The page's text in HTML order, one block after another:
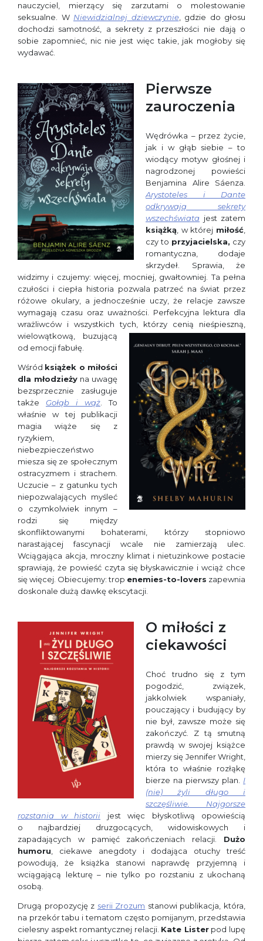
nauczyciel, mierzący się zarzutami o molestowanie
seksualne. W Niewidzialnej dziewczynie, gdzie do głosu
dochodzi samotność, a sekrety z przeszłości nie dają o
sobie zapomnieć, nic nie jest więc takie, jak mogłoby się
wydawać.
Pierwsze
zauroczenia
Wędrówka – przez życie,
jak i w głąb siebie – to
wiodący motyw głośnej i
nagrodzonej powieści
Benjamina Alire Sáenza.
Arystoteles i Dante
odkrywają sekrety
wszechświata jest zatem
książką , w której miłość
czy to przyjacielska, czy
romantyczna, dodaje
skrzydeł. Sprawia, że
widzimy i czujemy: więcej, mocniej, gwałtowniej. Ta pełna
czułości i ciepła historia pozwala patrzeć na świat przez
różowe okulary, a jednocześnie uczy, że relacje zawsze
wymagają czasu oraz uważności. Perfekcyjna lektura dla
wrażliwców i wszystkich tych, którzy cenią nieśpieszną,
wielowątkową, buzującą
od emocji fabułę.
Wśród książek o miłości
dla młodzieży na uwagę
bezsprzecznie zasługuje
także Gołąb i wąż . To
właśnie w tej publikacji
magia wiąże się z
ryzykiem,
niebezpieczeństwo
miesza się ze społecznym
ostracyzmem i strachem.
Uczucie – z gatunku tych
niepozwalających myśleć
o czymkolwiek innym –
rodzi się między
skonfliktowanymi bohaterami, którzy stopniowo
narastającej fascynacji wcale nie zamierzają ulec.
Wciągająca akcja, mroczny klimat i nietuzinkowe postacie
sprawiają, że powieść czyta się błyskawicznie i wciąż chce
się więcej. Obiecujemy: trop enemies-to-lovers zapewnia
doskonale dużą dawkę ekscytacji.
O miłości z
ciekawości
Choć trudno się z tym
pogodzić, związek,
jakkolwiek wspaniały,
pouczający i budujący by
nie był, zawsze może się
zakończyć. Z tą smutną
prawdą w swojej książce
mierzy się Jennifer Wright,
która to właśnie rozłąkę
bierze na pierwszy plan. I
(nie) żyli długo i
szczęśliwie. Najgorsze
rozstania w historii jest więc błyskotliwą opowieścią
o najbardziej druzgocących, widowiskowych i
zapadających w pamięć zakończeniach relacji. Dużo
humoru , ciekawe anegdoty i dodająca otuchy treść
powodują, że książka stanowi naprawdę przyjemną i
wciągającą lekturę – nie tylko po rozstaniu z ukochaną
osobą.
Drugą propozycję z serii Zrozum stanowi publikacja, która,
na przekór tabu i tematom często pomijanym, przedstawia
cielesny aspekt romantycznej relacji. Kate Listerpod lupę